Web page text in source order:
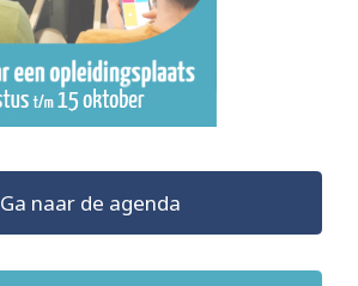
Ga naar de agenda